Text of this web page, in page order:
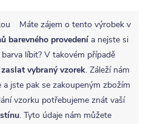
Máte zájem o tento výrobek v
barevného provedení a nejste si
líbit? V takovém případě
zaslat vybraný vzorek. Záleží nám
jste pak se zakoupeným zbožím
vzorku potřebujeme znát vaší
. Tyto údaje nám můžete